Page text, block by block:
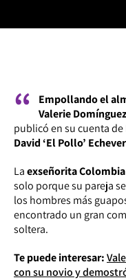
“ Empollando el
Valerie Domínguez
publicó en su cuenta de
David ‘El Pollo’
Laexseñorita Colombia
solo porque su pareja
los hombres más
encontrado un gran
soltera.
Te puede interesar:
con su novio y